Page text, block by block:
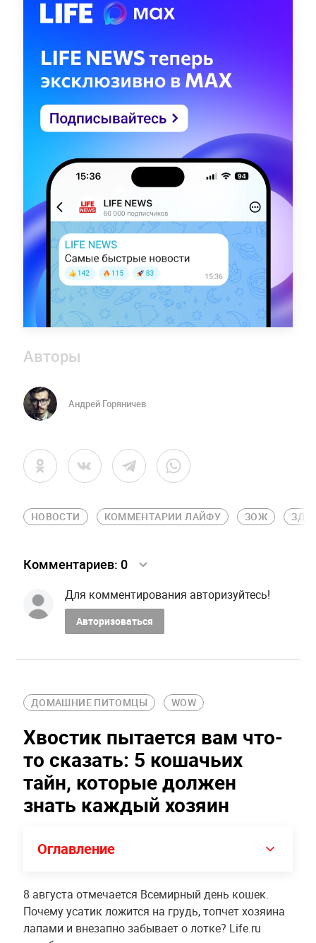
Авторы
Андрей Горяничев
НОВОСТИ КОММЕНТАРИИ ЛАЙФУ ЗОЖ
Комментариев: 0
Для комментирования авторизуйтесь!
Авторизоваться
ДОМАШНИЕ ПИТОМЦЫ WOW
Хвостик пытается вам что-
то сказать: 5 кошачьих
тайн, которые должен
знать каждый хозяин
Оглавление
8 августа отмечается Всемирный день кошек.
Почему усатик ложится на грудь, топчет хозяина
лапами и внезапно забывает о лотке? Life.ru